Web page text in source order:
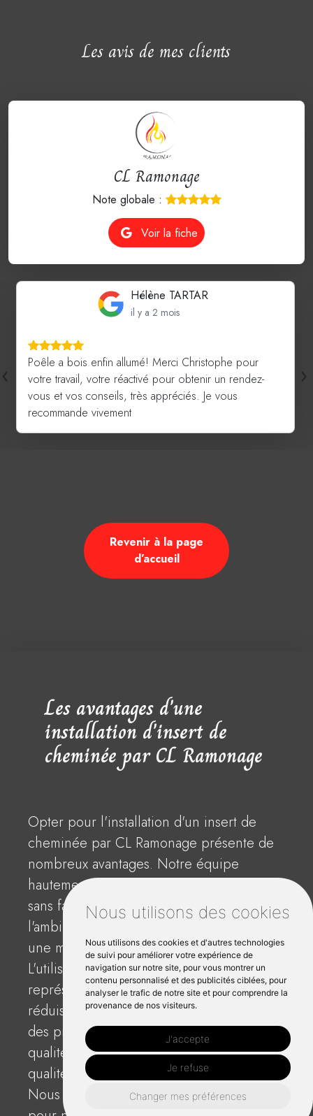
Nous utilisons des cookies
Nous utilisons des cookies et d'autres technologies
de suivi pour améliorer votre expérience de
navigation sur notre site, pour vous montrer un
contenu personnalisé et des publicités ciblées, pour
analyser le trafic de notre site et pour comprendre la
provenance de nos visiteurs.
J'accepte
Je refuse
Changer mes préférences
Les avis de mes clients
CL Ramonage
Note globale :
Voir la fiche
bruno feret
il y a 2 mois
Une intervention sérieuse, effectuée avec rigueur et
propreté. On constate que la technicité est maîtrisée.
Je recommande cette entrepreneur
‹ ›
Revenir à la page
d’accueil
Les avantages d'une
installation d'insert de
cheminée par CL Ramonage
Opter pour l'installation d'un insert de
cheminée par CL Ramonage présente de
nombreux avantages. Notre équipe
hautement qualifiée assure une installation
sans faille, améliorant considérablement
l'ambiance de votre pièce tout en offrant
une meilleure efficacité de chauffage.
L'utilisation du bois comme combustible
représente une alternative écologique,
réduisant les émissions de carbone. Avec
des prix transparents et un service de
qualité, nous offrons un excellent rapport
qualité-prix pour votre investissement.
Nous avons reçu des critiques élogieuses